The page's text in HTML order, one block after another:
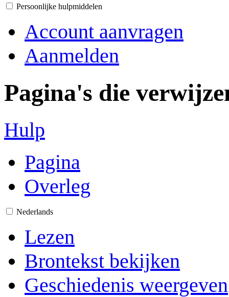
Persoonlijke hulpmiddelen
Account aanvragen
Aanmelden
Pagina's die
Hulp
Pagina
Overleg
Nederlands
Lezen
Brontekst bekijken
Geschiedenis weergeven